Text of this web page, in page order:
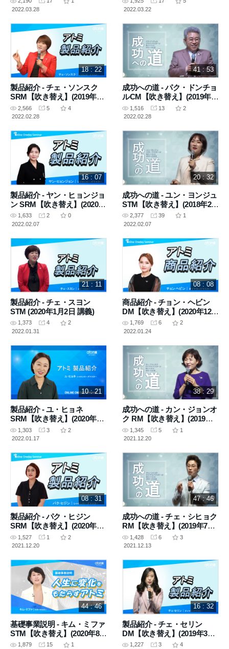
2022.03.28
2022.03.22
18 : 22
製品紹介 - チェ・ソンスク
SRM【吹き替え】(2019年11
月5 日 講義)
2,566 5
4
2022.02.28
41 : 53
成功への道 - パク・ドンチョ
ルCM【吹き替え】(2019年3
月9日 講義)
1,516 13
2
2022.02.28
16 : 07
製品紹介 - ヤン・ヒョンジョ
ン SRM【吹き替え】(2020年
11月5日 講義)
1,633 2
0
2022.02.07
20 : 32
成功への道 - ユン・ヨンジュ
STM【吹き替え】(2018年2月
3日 講義)
2,377 39
1
2022.02.07
21 : 11
製品紹介 - チェ・スヨン
STM (2020年1月2日 講義)
1,373 4
2
2022.01.31
08 : 08
商品紹介 - チョン・ヘビン
DM【吹き替え】(2020年12月
3日 講義)
1,769 6
2
2022.01.24
10 : 21
製品紹介 - ユ・ヒョネ
SRM【吹き替え】(2020年7
月2日 収録)
1,303 3
2
2022.01.17
38 : 29
成功への道 - カン・ジョンオ
ク RM【吹き替え】(2019年6
月20日 講義)
1,345 5
1
2021.12.20
08 : 31
製品紹介 - パク・ヒジン
SRM【吹き替え】(2020年5
月21日 講義)
1,527 1
2
2021.12.20
47 : 46
成功への道 - チェ・シヒョク
RM【吹き替え】(2019年7月
16日 講義)
1,428 6
3
2021.12.13
44 : 46
基礎事業説明 - キム・ミファ
STM【吹き替え】(2020年8月
6日 講義)
1,879 15
1
16 : 32
製品紹介 - チェ・セリン
DM【吹き替え】(2019年3月
23日 講義)
1,227 3
4